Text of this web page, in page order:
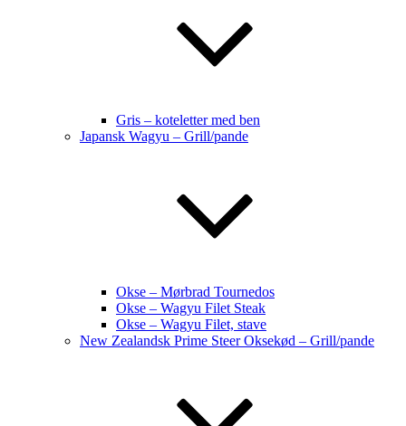
Gris – koteletter med ben
Japansk Wagyu – Grill/pande
Okse – Mørbrad Tournedos
Okse – Wagyu Filet Steak
Okse – Wagyu Filet, stave
New Zealandsk Prime Steer Oksekød – Grill/pande